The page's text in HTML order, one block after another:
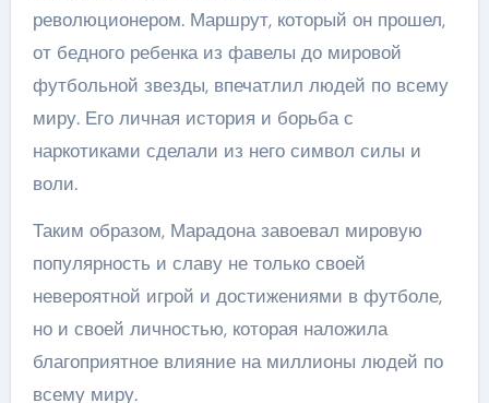
революционером. Маршрут, который он прошел,
от бедного ребенка из фавелы до мировой
футбольной звезды, впечатлил людей по всему
миру. Его личная история и борьба с
наркотиками сделали из него символ силы и
воли.
Таким образом, Марадона завоевал мировую
популярность и славу не только своей
невероятной игрой и достижениями в футболе,
но и своей личностью, которая наложила
благоприятное влияние на миллионы людей по
всему миру.